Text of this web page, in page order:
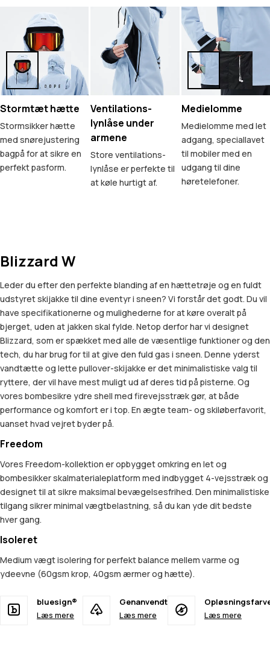
Stormtæt hætte
Stormsikker hætte
med snørejustering
bagpå for at sikre en
perfekt pasform.
Ventilations-
lynlåse under
armene
Store ventilations-
lynlåse er perfekte til
at køle hurtigt af.
Medielomme
Medielomme med let
adgang, speciallavet
til mobiler med en
udgang til dine
høretelefoner.
Blizzard W
Leder du efter den perfekte blanding af en hættetrøje og en fuldt
udstyret skijakke til dine eventyr i sneen? Vi forstår det godt. Du vil
have specifikationerne og mulighederne for at køre overalt på
bjerget, uden at jakken skal fylde. Netop derfor har vi designet
Blizzard, som er spækket med alle de væsentlige funktioner og den
tech, du har brug for til at give den fuld gas i sneen. Denne yderst
vandtætte og lette pullover-skijakke er det minimalistiske valg til
ryttere, der vil have mest muligt ud af deres tid på pisterne. Og
vores bombesikre ydre shell med firevejsstræk gør, at både
performance og komfort er i top. En ægte team- og skiløberfavorit,
uanset hvad vejret byder på.
Freedom
Vores Freedom-kollektion er opbygget omkring en let og
bombesikker skalmaterialeplatform med indbygget 4-vejsstræk og
designet til at sikre maksimal bevægelsesfrihed. Den minimalistiske
tilgang sikrer minimal vægtbelastning, så du kan yde dit bedste
hver gang.
Isoleret
Medium vægt isolering for perfekt balance mellem varme og
ydeevne (60gsm krop, 40gsm ærmer og hætte).
bluesign®
Læs mere
Genanvendt
Læs mere
Læs mere